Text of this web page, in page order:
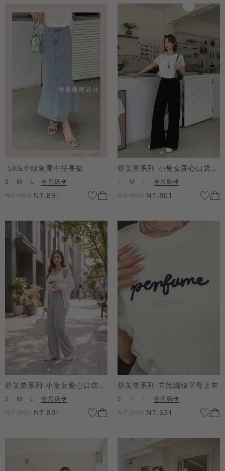
-5KG車線魚尾牛仔長裙
S M L 全尺碼
NT.990 NT.891
舒芙蕾系列-小隻女愛心口袋寬褲
M 全尺碼
NT.890 NT.801
舒芙蕾系列-小隻女愛心口袋寬褲
S M L 全尺碼
NT.890 NT.801
舒芙蕾系列-立體繡線字母上衣
S 全尺碼
NT.690 NT.621